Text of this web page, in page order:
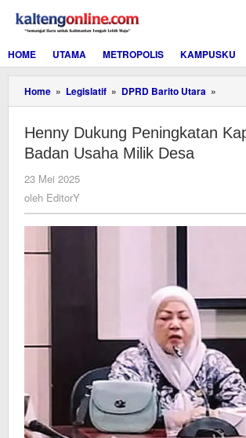
konten
HOME
UTAMA METROPOLIS KAMPUSKU
Home » Legislatif » DPRD Barito Utara »
Henny Dukung Peningkatan
Badan Usaha Milik Desa
23 Mei 2025
oleh EditorY